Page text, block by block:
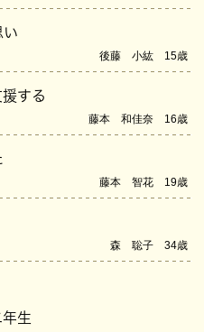
い
後藤 小紘 15歳
する
藤本 和佳奈 16歳
藤本 智花 19歳
森 聡子 34歳
生